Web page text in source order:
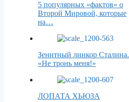
5 популярных «фактов» о
Второй Мировой, которые
на…
Зенитный линкор Сталина.
«Не тронь меня!»
ЛОПАТА ХЬЮЗА